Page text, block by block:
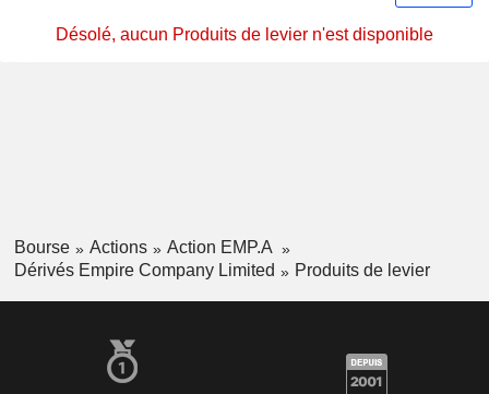
Désolé, aucun Produits de levier n'est disponible
Bourse Actions
Action EMP.A
Dérivés Empire Company Limited
Produits de levier